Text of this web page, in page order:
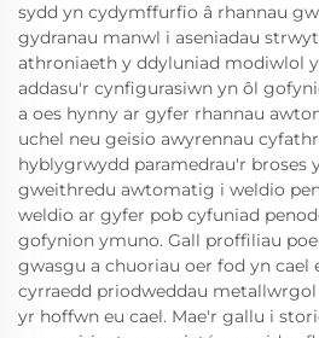
sydd yn cydymffurfio â rhannau
gydranau manwl i aseniadau
athroniaeth y ddyluniad modiwlol
addasu'r cynfigurasiwn yn ôl
a oes hynny ar gyfer rhannau
uchel neu geisio awyrennau
hyblygrwydd paramedrau'r broses
gweithredu awtomatig i weldio
weldio ar gyfer pob cyfuniad
gofynion ymuno. Gall proffiliau
gwasgu a chuoriau oer fod yn cael
cyrraedd priodweddau
yr hoffwn eu cael. Mae'r gallu i